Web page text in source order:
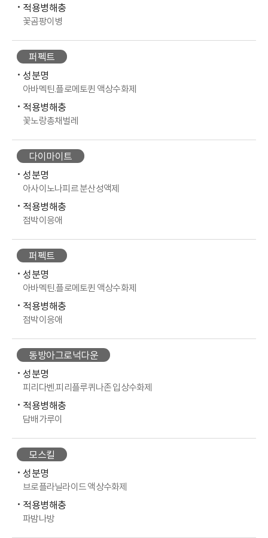
적용병해충
꽃곰팡이병
퍼펙트
성분명
아바멕틴.플로메토퀸 액상수화제
적용병해충
꽃노랑총채벌레
다이마이트
성분명
아사이노나피르 분산성액제
적용병해충
점박이응애
퍼펙트
성분명
아바멕틴.플로메토퀸 액상수화제
적용병해충
점박이응애
동방아그로넉다운
성분명
피리다벤.피리플루퀴나존 입상수화제
적용병해충
담배가루이
모스킬
성분명
브로플라닐라이드 액상수화제
적용병해충
파밤나방